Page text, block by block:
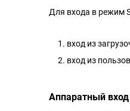
Для входа в режим
вход из
вход из
Аппаратный